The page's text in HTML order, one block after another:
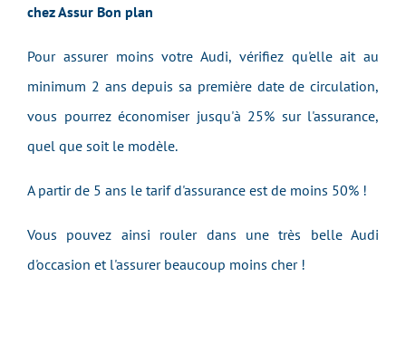
chez Assur Bon plan
Pour assurer moins votre Audi, vérifiez qu'elle ait au
minimum 2 ans depuis sa première date de circulation,
vous pourrez économiser jusqu'à 25% sur l'assurance,
quel que soit le modèle.
A partir de 5 ans le tarif d'assurance est de moins 50% !
Vous pouvez ainsi rouler dans une très belle Audi
d'occasion et l'assurer beaucoup moins cher !